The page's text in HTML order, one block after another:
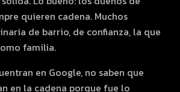
quieren cadena. Muchos
de barrio, de confianza, la que
familia.
en Google, no saben que
en la cadena porque fue lo